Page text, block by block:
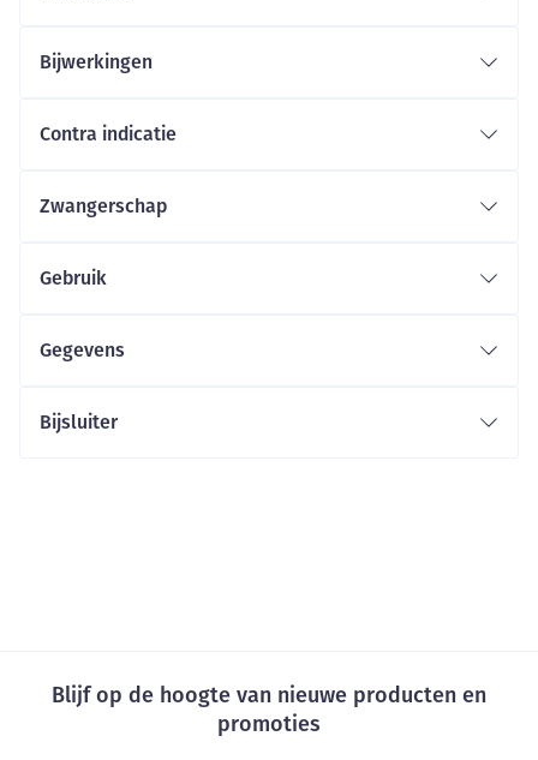
Bijwerkingen
Contra indicatie
Zwangerschap
Gebruik
Gegevens
Bijsluiter
Blijf op de hoogte van nieuwe producten en
promoties